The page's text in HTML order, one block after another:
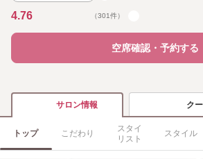
4.76 （301件）
空席確認・予約する
サロン情報 ク
トップ こだわり
スタイ
リスト
スタイル